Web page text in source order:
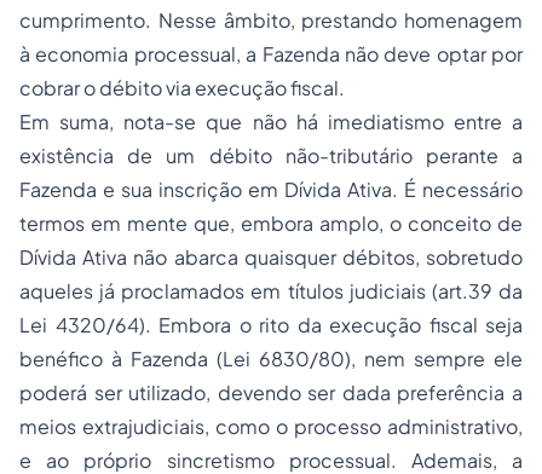
cumprimento. Nesse âmbito, prestando homenagem
à economia processual, a Fazenda não deve optar por
cobrar o débito via execução fiscal.
Em suma, nota-se que não há imediatismo entre a
existência de um débito não-tributário perante a
Fazenda e sua inscrição em Dívida Ativa. É necessário
termos em mente que, embora amplo, o conceito de
Dívida Ativa não abarca quaisquer débitos, sobretudo
aqueles já proclamados em títulos judiciais (art.39 da
Lei 4320/64). Embora o rito da execução fiscal seja
benéfico à Fazenda (Lei 6830/80), nem sempre ele
poderá ser utilizado, devendo ser dada preferência a
meios extrajudiciais, como o processo administrativo,
e ao próprio sincretismo processual. Ademais, a